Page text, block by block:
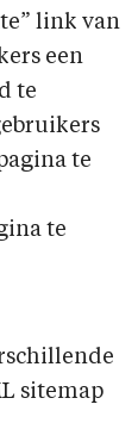
link van
een
te
te
te
sitemap